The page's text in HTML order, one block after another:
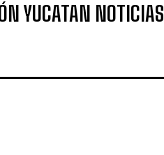
YUCATAN NOTICIAS